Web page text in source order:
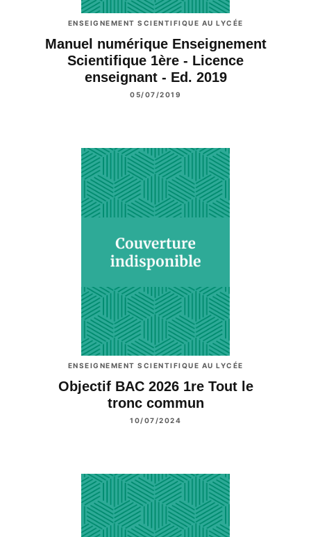
ENSEIGNEMENT SCIENTIFIQUE AU LYCÉE
Manuel numérique Enseignement
Scientifique 1ère - Licence
enseignant - Ed. 2019
05/07/2019
ENSEIGNEMENT SCIENTIFIQUE AU LYCÉE
Objectif BAC 2026 1re Tout le
tronc commun
10/07/2024